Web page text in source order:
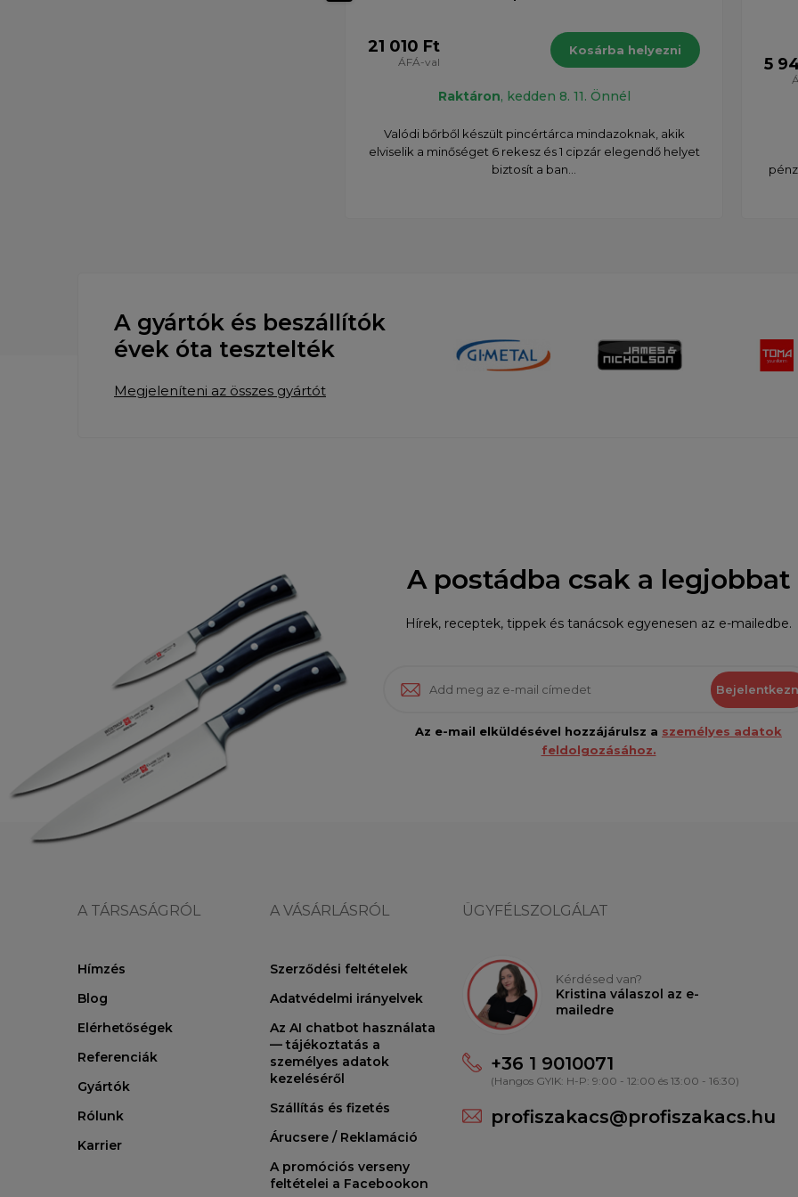
21 010 Ft
ÁFÁ-val
Kosárba helyezni
Raktáron, kedden 8. 11. Önnél
Valódi bőrből készült pincértárca mindazoknak, akik
elviselik a minőséget 6 rekesz és 1 cipzár elegendő helyet
biztosít a ban...
5
A gyártók és beszállítók
évek óta tesztelték
Megjeleníteni az összes gyártót
A postádba csak a legjobbat
Hírek, receptek, tippek és tanácsok egyenesen az e-mailedbe.
Az e-mail elküldésével hozzájárulsz a személyes adatok
feldolgozásához.
A TÁRSASÁGRÓL
Hímzés
Blog
Elérhetőségek
Referenciák
Gyártók
Rólunk
Karrier
A VÁSÁRLÁSRÓL
Szerződési feltételek
Adatvédelmi irányelvek
Az AI chatbot használata
— tájékoztatás a
személyes adatok
kezeléséről
Szállítás és fizetés
Árucsere / Reklamáció
A promóciós verseny
feltételei a Facebookon
ÜGYFÉLSZOLGÁLAT
Kérdésed van?
Kristina válaszol az e-
mailedre
+36 1 9010071
(Hangos GYIK: H-P: 9:00 - 12:00 és 13:00 - 16:30)
profiszakacs@profiszakacs.hu